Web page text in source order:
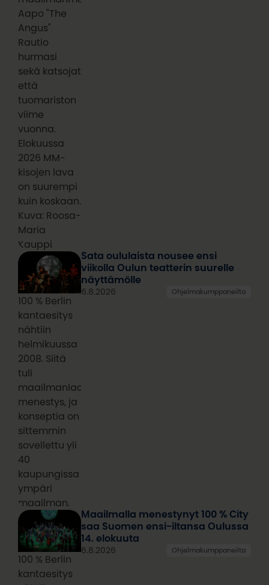
Aapo "The
Angus"
Rautio
hurmasi
sekä katsojat
että
tuomariston
viime
vuonna.
Elokuussa
2026 MM-
kisojen lava
on suurempi
kuin koskaan.
Kuva: Roosa-
Maria
Kauppi
100 % Berlin
kantaesitys
nähtiin
helmikuussa
2008. Siitä
tuli
maailmanlaajuinen
menestys, ja
konseptia on
sittemmin
sovellettu yli
40
kaupungissa
ympäri
maailman.
Sata oululaista nousee ensi
viikolla Oulun teatterin suurelle
näyttämölle
6.8.2026 Ohjelmakumppaneilta
100 % Berlin
kantaesitys
Maailmalla menestynyt 100 % City
saa Suomen ensi-iltansa Oulussa
14. elokuuta
6.8.2026 Ohjelmakumppaneilta